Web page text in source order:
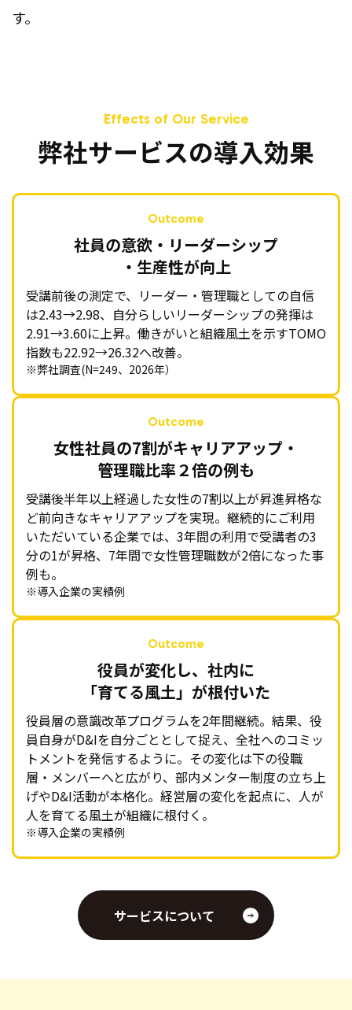
す。
弊社サービスの導入効果
社員の意欲・リーダーシップ
・生産性が向上
受講前後の測定で、リーダー・管理職としての自信
は2.43→2.98、自分らしいリーダーシップの発揮は
2.91→3.60に上昇。働きがいと組織風土を示すTOMO
指数も22.92→26.32へ改善。
※弊社調査(N=249、2026年）
女性社員の7割がキャリアアップ・
管理職比率２倍の例も
受講後半年以上経過した女性の7割以上が昇進昇格な
ど前向きなキャリアアップを実現。継続的にご利用
いただいている企業では、3年間の利用で受講者の3
分の1が昇格、7年間で女性管理職数が2倍になった事
例も。
※導入企業の実績例
役員が変化し、社内に
「育てる風土」が根付いた
役員層の意識改革プログラムを2年間継続。結果、役
員自身がD&Iを自分ごととして捉え、全社へのコミッ
トメントを発信するように。その変化は下の役職
層・メンバーへと広がり、部内メンター制度の立ち上
げやD&I活動が本格化。経営層の変化を起点に、人が
人を育てる風土が組織に根付く。
※導入企業の実績例
サービスについて